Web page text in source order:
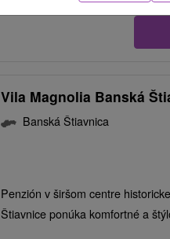
Vila Magnolia Banská
Banská Štiavnica
Penzión v širšom centre
Štiavnice ponúka komfortné a